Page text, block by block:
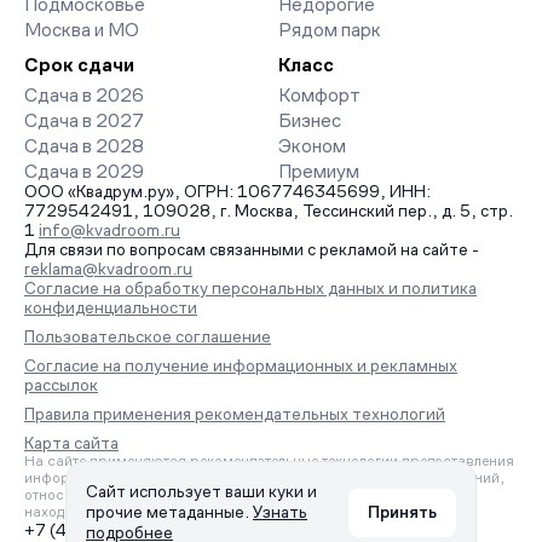
Подмосковье
Москва и МО
Недорогие
Рядом парк
Срок сдачи
Сдача в 2026
Сдача в 2027
Сдача в 2028
Сдача в 2029
Класс
Комфорт
Бизнес
Эконом
Премиум
ООО «Квадрум.ру», ОГРН: 1067746345699, ИНН:
7729542491, 109028, г. Москва, Тессинский пер., д. 5, стр.
1 info@kvadroom.ru
Для связи по вопросам связанными с рекламой на сайте -
reklama@kvadroom.ru
Согласие на обработку персональных данных и политика
конфиденциальности
Пользовательское соглашение
Согласие на получение информационных и рекламных
рассылок
Правила применения рекомендательных технологий
Карта сайта
На сайте применяются рекомендательные технологии предоставления
информации на основе сбора, систематизации и анализа сведений,
относящихся к предпочтениям пользователей сети «Интернет»,
находящихся на территории Российской Федерации.
+7 (495) 157-88-80
Сайт использует ваши куки и
прочие метаданные. Узнать
подробнее
Принять